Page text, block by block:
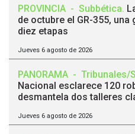
PROVINCIA - Subbética.
de octubre el GR-355,
diez etapas
Jueves 6 agosto de 2026
PANORAMA - Tribunales/
Nacional esclarece 120
desmantela dos talleres
Jueves 6 agosto de 2026